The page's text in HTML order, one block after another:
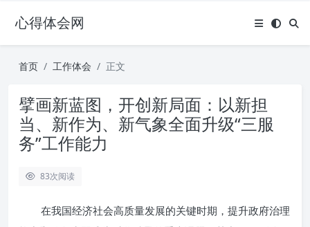
心得体会网
首页 工作体会 正文
擘画新蓝图，开创新局面：以新担
当、新作为、新气象全面升级“三服
务”工作能力
83次阅读
在我国经济社会高质量发展的关键时期，提升政府治理